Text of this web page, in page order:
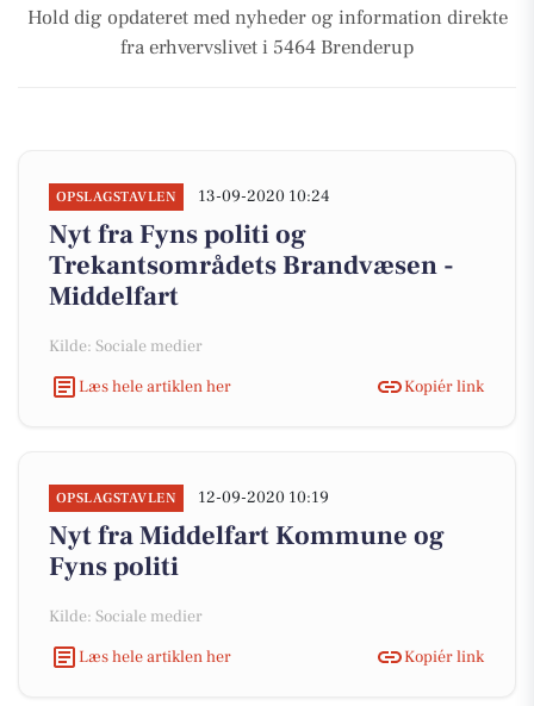
Hold dig opdateret med nyheder og information direkte
fra erhvervslivet i 5464 Brenderup
OPSLAGSTAVLEN 13-09-2020 10:24
Nyt fra Fyns politi og
Trekantsområdets Brandvæsen -
Middelfart
Kilde: Sociale medier
Læs hele artiklen her
Kopiér link
OPSLAGSTAVLEN 12-09-2020 10:19
Nyt fra Middelfart Kommune og
Fyns politi
Kilde: Sociale medier
Læs hele artiklen her
Kopiér link